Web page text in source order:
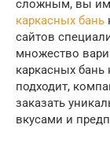
сложным, вы
каркасных бань
сайтов
множество
каркасных
подходит,
заказать
вкусами и